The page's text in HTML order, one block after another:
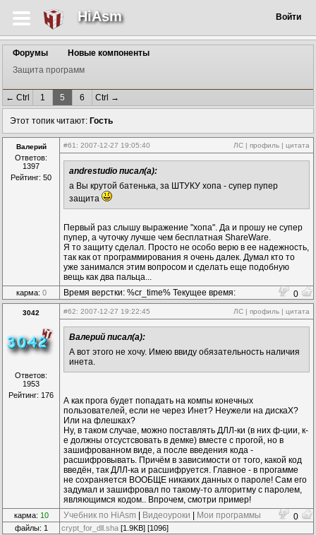
HiAsm Войти
Форумы
Новые компоненты
Защита программ
← Ctrl 1 5 6 Ctrl →
Этот топик читают: Гость
Валерий
Ответов:
1397
Рейтинг: 50
#61 : 2007-12-27 19:05:40 ЛС | профиль | цитата
andrestudio писал(а):
а Вы крутой батенька, за ШТУКУ хопа - супер пупер
защита
Первый раз слышу выражение "хопа". Да и прошу не супер
пупер, а чуточку лучше чем бесплатная ShareWare.
Я то защиту сделал. Просто не особо верю в ее надежность,
так как от программирования я очень далек. Думал кто то
уже занимался этим вопросом и сделать еще подобную
вещь как два пальца...
карма: 0
Время верстки: %cr_time% Текущее время:
%time%
0
3042
Ответов:
1953
Рейтинг: 176
#62: 2007-12-27 19:22:45 ЛС | профиль | цитата
Валерий писал(а):
А вот этого не хочу. Имею ввиду обязательность наличия
инета.
А как прога будет попадать на компы конечных
пользователей, если не через Инет? Неужели на дискаХ?
Или на флешках?
Ну, в таком случае, можно поставлять ДЛЛ-ки (в них ф-ции, к-
е должны отсустсвовать в демке) вместе с прогой, но в
зашифрованном виде, а после введения кода -
расшифровывать. Причём в зависимости от того, какой код
введён, так ДЛЛ-ка и расшифруется. Главное - в прогамме
не сохраняется ВООБЩЕ никаких данных о пароле! Сам его
задумал и зашифровал по такому-то алгоритму с паролем,
являющимся кодом.. Впрочем, смотри пример!
карма: 10 Учебник по HiAsm Видеоуроки Мои программы 0
файлы: 1 crypt_for_dll.sha [1.9KB] [1096]